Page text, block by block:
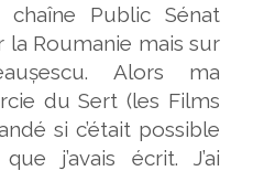
Public Sénat
Roumanie mais sur
Alors ma
du Sert (les Films
si c’était possible
j’avais écrit. J’ai